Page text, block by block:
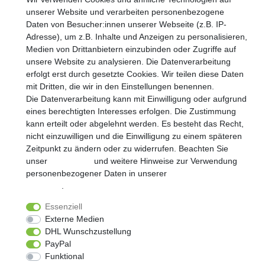
Widerrufs­recht Impressum Daten­schutz­erklärung
AGB Kontakt
© Copyright 2026 | Alle Rechte vorbehalten.
Realisierung und Umsetzung byeCommerce-factory
unserer Website und verarbeiten personenbezogene
Daten von Besucher:innen unserer Webseite (z.B. IP-
Adresse), um z.B. Inhalte und Anzeigen zu personalisieren,
Medien von Drittanbietern einzubinden oder Zugriffe auf
unsere Website zu analysieren. Die Datenverarbeitung
erfolgt erst durch gesetzte Cookies. Wir teilen diese Daten
mit Dritten, die wir in den Einstellungen benennen.
Die Datenverarbeitung kann mit Einwilligung oder aufgrund
eines berechtigten Interesses erfolgen. Die Zustimmung
kann erteilt oder abgelehnt werden. Es besteht das Recht,
nicht einzuwilligen und die Einwilligung zu einem späteren
Zeitpunkt zu ändern oder zu widerrufen. Beachten Sie
unser
und weitere Hinweise zur Verwendung
personenbezogener Daten in unserer
Essenziell
Externe Medien
DHL Wunschzustellung
PayPal
Funktional